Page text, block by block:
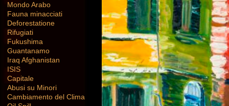
Mondo Arabo
Fauna minacciati
Deforestatione
Rifugiati
Fukushima
Guantanamo
Iraq Afghanistan
ISIS
Capitale
Abusi su Minori
Cambiamento del Clima